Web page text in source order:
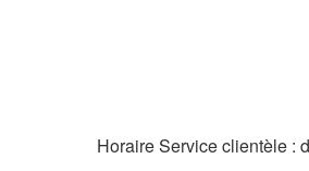
Horaire Service clientèle :